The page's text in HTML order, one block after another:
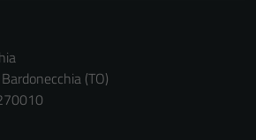
(TO)
Questi cookie